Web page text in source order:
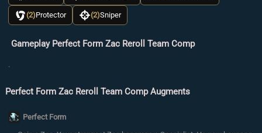
(2)Protector (2)Sniper
Gameplay Perfect Form Zac Reroll Team Comp
.
Perfect Form Zac Reroll Team Comp Augments
Perfect Form